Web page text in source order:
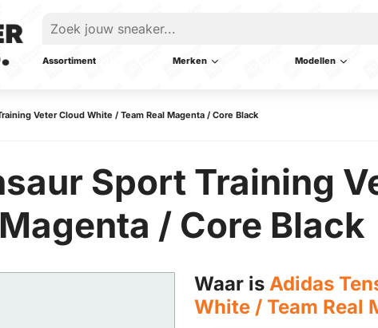
Assortiment Merken Modellen
Veter Cloud White / Team Real Magenta / Core Black
Sport Training
/ Core Black
Waar is Adidas
White / Team Real